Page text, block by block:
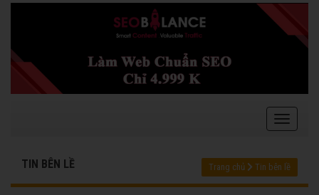
TIN BÊN LỀ Trang chủ Tin bên lề